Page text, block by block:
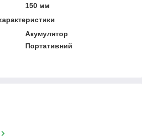
150 мм
Акумулятор
Портативний